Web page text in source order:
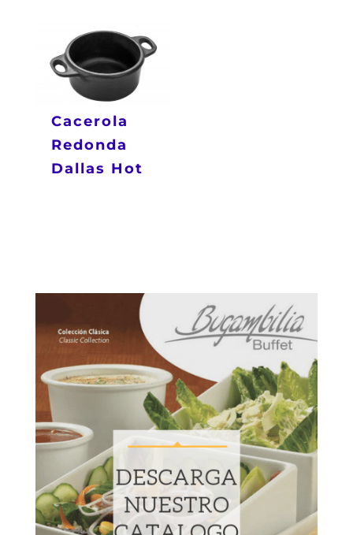
Cacerola
Redonda
Dallas Hot